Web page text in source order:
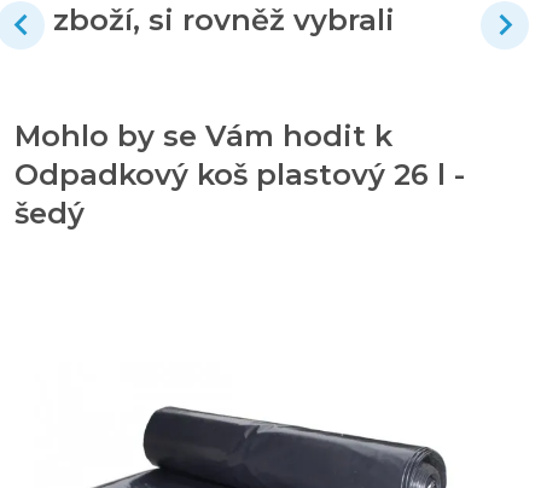
zboží, si rovněž vybrali
Mohlo by se Vám hodit k
Odpadkový koš plastový 26 l -
šedý